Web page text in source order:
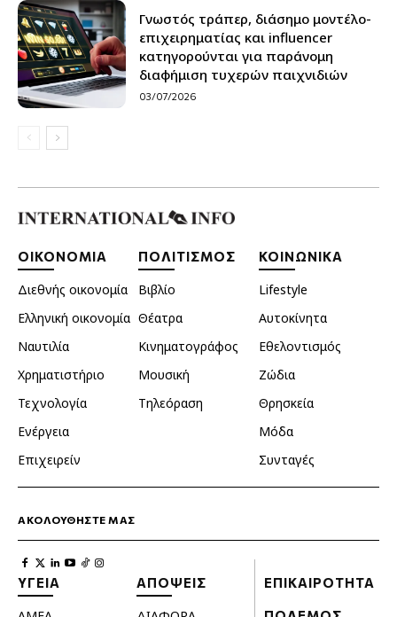
Γνωστός τράπερ, διάσημο μοντέλο-
επιχειρηματίας και influencer
κατηγορούνται για παράνομη
διαφήμιση τυχερών παιχνιδιών
03/07/2026
ΟΙΚΟΝΟΜΙΑ
Διεθνής οικονομία
Ελληνική οικονομία
Ναυτιλία
Χρηματιστήριο
Τεχνολογία
Ενέργεια
Επιχειρείν
ΠΟΛΙΤΙΣΜΟΣ
Βιβλίο
Θέατρα
Κινηματογράφος
Μουσική
Τηλεόραση
ΚΟΙΝΩΝΙΚΑ
Lifestyle
Αυτοκίνητα
Εθελοντισμός
Ζώδια
Θρησκεία
Μόδα
Συνταγές
ΑΚΟΛΟΥΘΗΣΤΕ ΜΑΣ
ΥΓΕΙΑ ΑΠΟΨΕΙΣ ΕΠΙΚΑΙΡΟΤΗΤΑ